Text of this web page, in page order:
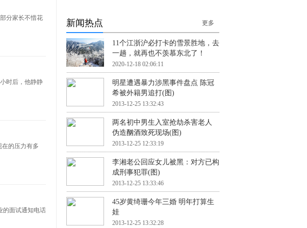
分家长不惜花
时后，他静静
在的压力有多
的面试通知电话
新闻热点 更多
11个江浙沪必打卡的雪景胜地，去
一趟，就再也不羡慕东北了！
2020-12-18 02:06:11
明星遭遇暴力涉黑事件盘点 陈冠
希被外籍男追打(图)
2013-12-25 13:32:43
两名初中男生入室抢劫杀害老人
伪造酗酒致死现场(图)
2013-12-25 12:33:19
李湘老公回应女儿被黑：对方已构
成刑事犯罪(图)
2013-12-25 13:33:46
45岁黄绮珊今年三婚 明年打算生
娃
2013-12-25 13:32:28